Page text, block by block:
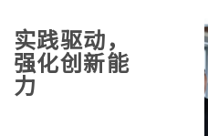
实践驱动，
强化创新能
力